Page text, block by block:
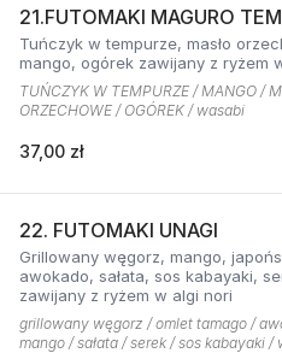
21.FUTOMAKI MAGURO
Tuńczyk w tempurze, masło
mango, ogórek zawijany z ryżem
TUŃCZYK W TEMPURZE / MANGO /
ORZECHOWE / OGÓREK / wasabi
37,00 zł
22. FUTOMAKI UNAGI
Grillowany węgorz, mango,
awokado, sałata, sos kabayaki,
zawijany z ryżem w algi nori
grillowany węgorz / omlet tamago /
mango / sałata / serek / sos kabayaki /